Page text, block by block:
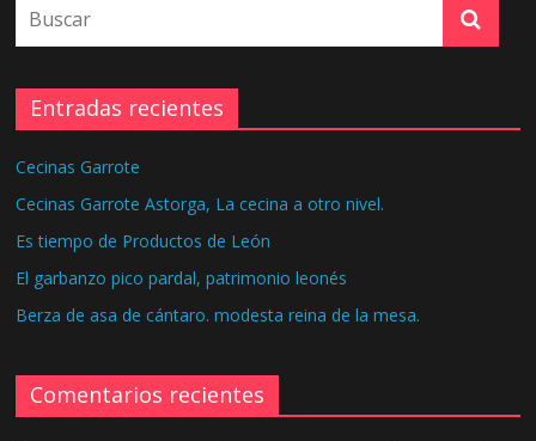
Entradas recientes
Cecinas Garrote
Cecinas Garrote Astorga, La cecina a otro nivel.
Es tiempo de Productos de León
El garbanzo pico pardal, patrimonio leonés
Berza de asa de cántaro. modesta reina de la mesa.
Comentarios recientes